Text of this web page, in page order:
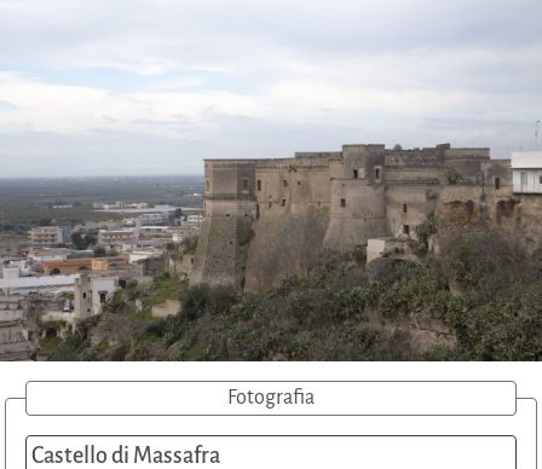
Fotografia
Castello di Massafra